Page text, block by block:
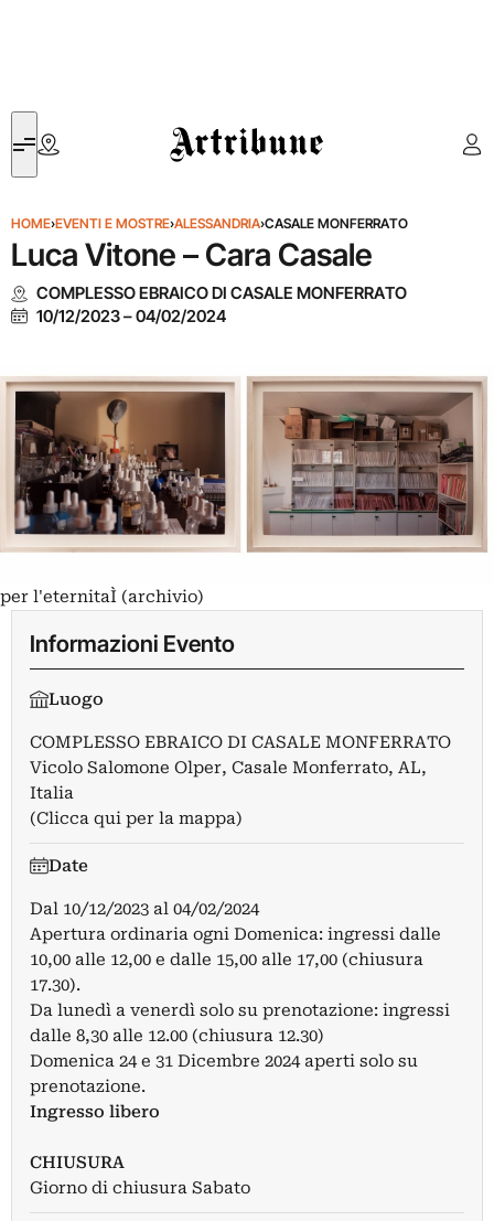
Artribune
HOME›EVENTI E MOSTRE›ALESSANDRIA›CASALE MONFERRATO
Luca Vitone – Cara Casale
COMPLESSO EBRAICO DI CASALE MONFERRATO
10/12/2023–04/02/2024
per l'eternitaÌ (archivio)
Informazioni Evento
Luogo
COMPLESSO EBRAICO DI CASALE MONFERRATO
Vicolo Salomone Olper, Casale Monferrato, AL,
Italia
(Clicca qui per la mappa)
Date
Dal 10/12/2023 al 04/02/2024
Apertura ordinaria ogni Domenica: ingressi dalle
10,00 alle 12,00 e dalle 15,00 alle 17,00 (chiusura
17.30).
Da lunedì a venerdì solo su prenotazione: ingressi
dalle 8,30 alle 12.00 (chiusura 12.30)
Domenica 24 e 31 Dicembre 2024 aperti solo su
prenotazione.
Ingresso libero
CHIUSURA
Giorno di chiusura Sabato